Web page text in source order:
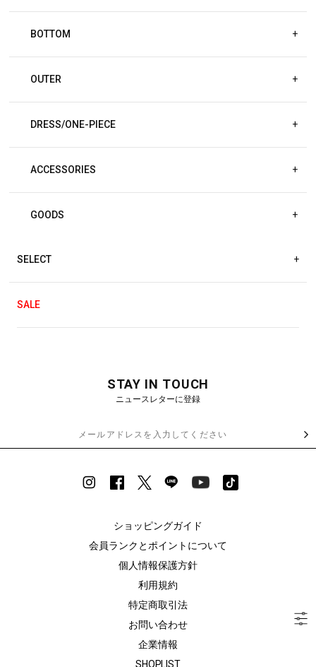
BOTTOM +
OUTER +
DRESS/ONE-PIECE +
ACCESSORIES +
GOODS +
SELECT +
SALE
STAY IN TOUCH
ニュースレターに登録
ショッピングガイド
会員ランクとポイントについて
個人情報保護方針
利用規約
特定商取引法
お問い合わせ
企業情報
SHOPLIST